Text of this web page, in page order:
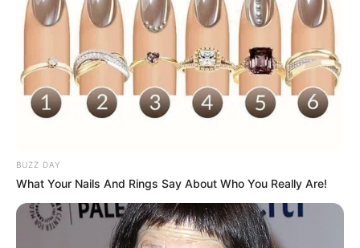
BUZZ DAY
What Your Nails And Rings Say About Who You Really Are!